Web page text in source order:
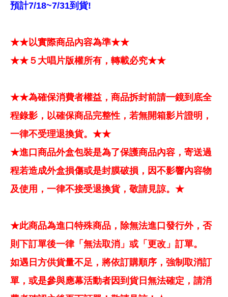
預計7/18~7/31到貨!
★★以實際商品內容為準★★
★★５大唱片版權所有，轉載必究★★
★★為確保消費者權益，商品拆封前請一鏡到底全
程錄影，以確保商品完整性，若無開箱影片證明，
一律不受理退換貨。★★
★進口商品外盒包裝是為了保護商品內容，寄送過
程若造成外盒損傷或是封膜破損，因不影響內容物
及使用，一律不接受退換貨，敬請見諒。★
★此商品為進口特殊商品，除無法進口發行外，否
則下訂單後一律「無法取消」或「更改」訂單。
如遇日方供貨量不足，將依訂購順序，強制取消訂
單，或是參與應幕活動者因到貨日無法確定，請消